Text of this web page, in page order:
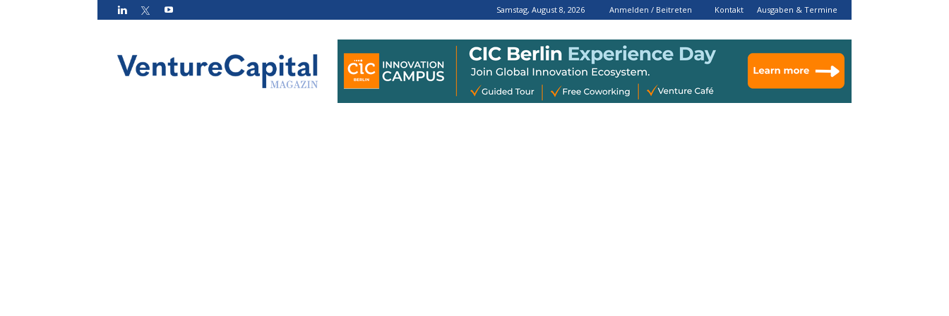
Samstag, August 8, 2026 Anmelden / Beitreten Kontakt Ausgaben & Termine
Magazin